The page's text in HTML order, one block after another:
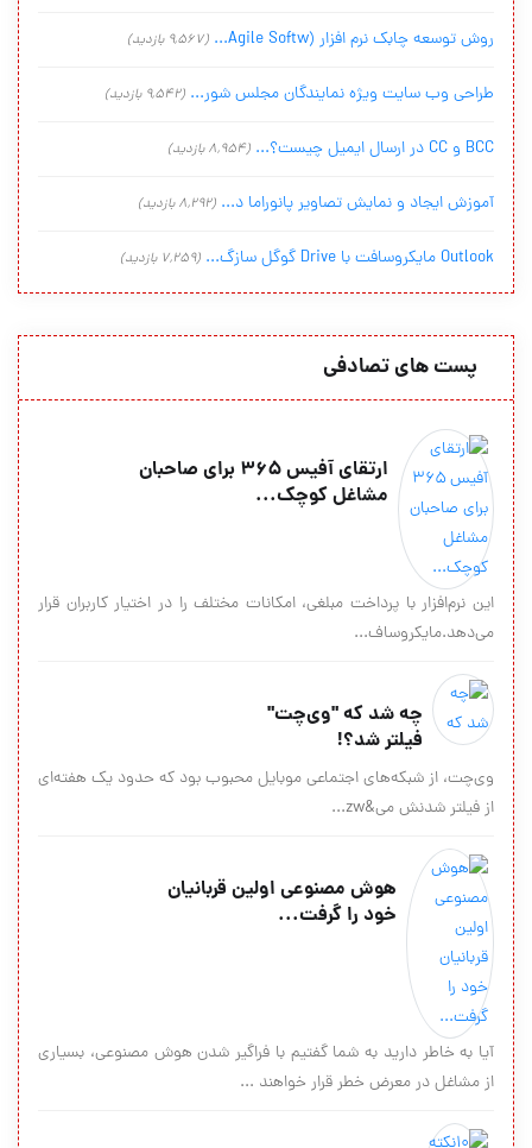
روش توسعه چابک نرم افزار (Agile Softw... (9,567 بازدید)
طراحی وب سایت ویژه نمایندگان مجلس شور... (9,542 بازدید)
BCC و CC در ارسال ایمیل چیست؟... (8,954 بازدید)
آموزش ایجاد و نمایش تصاویر پانوراما د... (8,292 بازدید)
Outlook مایکروسافت با Drive گوگل سازگ... (7,259 بازدید)
پست های تصادفی
ارتقای آفیس ۳۶۵ برای صاحبان
مشاغل کوچک...
این نرم‌افزار با پرداخت مبلغی، امکانات مختلف را در اختیار کاربران قرار
می‌دهد.مایکروساف...
چه شد که "وی‌چت"
فیلتر شد؟!
وی‌چت، از شبکه‌های اجتماعی موبایل محبوب بود که حدود یک هفته‌ای
از فیلتر شدنش می&zw...
هوش مصنوعی اولین قربانیان
خود را گرفت...
آیا به خاطر دارید به شما گفتیم با فراگیر شدن هوش مصنوعی، بسیاری
از مشاغل در معرض خطر قرار خواهند ...